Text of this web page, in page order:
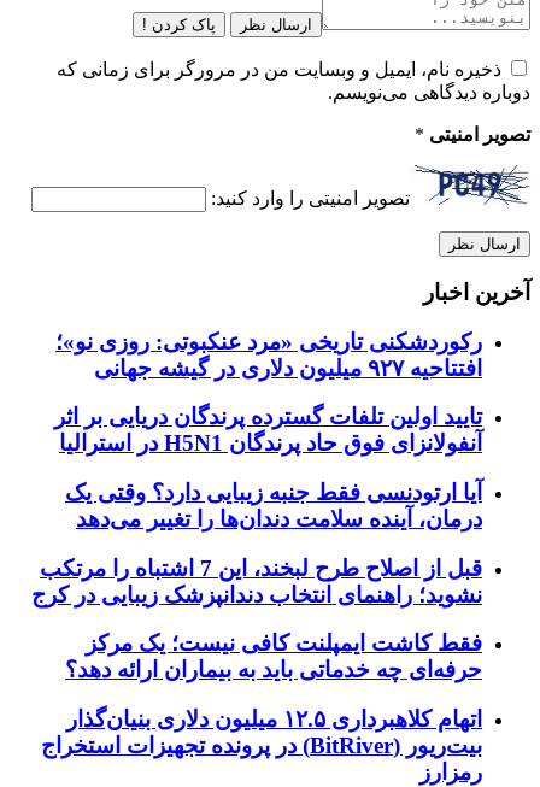
ارسال نظر پاک کردن !
ذخیره نام، ایمیل و وبسایت من در مرورگر برای زمانی که
دوباره دیدگاهی می‌نویسم.
تصویر امنیتی *
تصویر امنیتی را وارد کنید:
آخرین اخبار
رکوردشکنی تاریخی «مرد عنکبوتی: روزی نو»؛
افتتاحیه ۹۲۷ میلیون دلاری در گیشه جهانی
تایید اولین تلفات گسترده پرندگان دریایی بر اثر
آنفولانزای فوق حاد پرندگان H5N1 در استرالیا
آیا ارتودنسی فقط جنبه زیبایی دارد؟ وقتی یک
درمان، آینده سلامت دندان‌ها را تغییر می‌دهد
قبل از اصلاح طرح لبخند، این 7 اشتباه را مرتکب
نشوید؛ راهنمای انتخاب دندانپزشک زیبایی در کرج
فقط کاشت ایمپلنت کافی نیست؛ یک مرکز
حرفه‌ای چه خدماتی باید به بیماران ارائه دهد؟
اتهام کلاهبرداری ۱۲.۵ میلیون دلاری بنیان‌گذار
بیت‌ریور (BitRiver) در پرونده تجهیزات استخراج
رمزارز